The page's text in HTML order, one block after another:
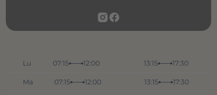
Lu 07:15 12:00 13:15 17:30
Ma 07:15 12:00 13:15 17:30